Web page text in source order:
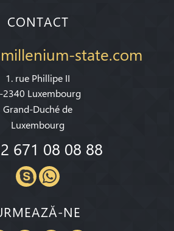
CONTACT
state.com
1. rue Phillipe II
2340 Luxembourg
Grand-Duché de
Luxembourg
671 08 08 88
NE